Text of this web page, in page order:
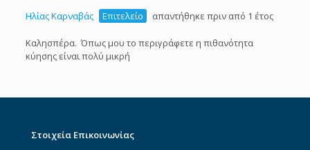
Ηλίας Καρναβάς Επιτελείο απαντήθηκε πριν από 1 έτος
Καλησπέρα. Όπως μου το περιγράφετε η πιθανότητα
κύησης είναι πολύ μικρή
Στοιχεία Επικοινωνίας